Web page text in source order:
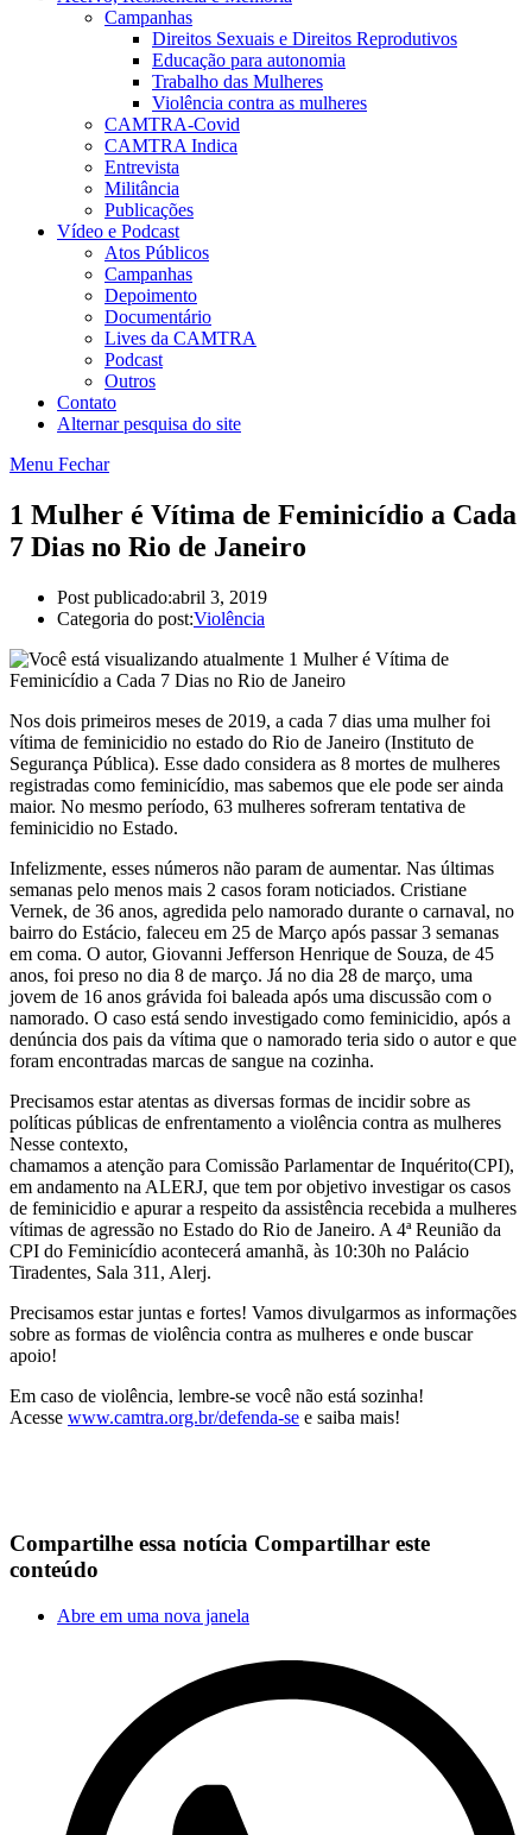
Campanhas
Direitos Sexuais e Direitos Reprodutivos
Educação para autonomia
Trabalho das Mulheres
Violência contra as mulheres
CAMTRA-Covid
CAMTRA Indica
Entrevista
Militância
Publicações
Vídeo e Podcast
Atos Públicos
Campanhas
Depoimento
Documentário
Lives da CAMTRA
Podcast
Outros
Contato
Alternar pesquisa do site
Menu Fechar
1 Mulher é Vítima de Feminicídio a Cada
7 Dias no Rio de Janeiro
Post publicado:abril 3, 2019
Categoria do post:Violência
Nos dois primeiros meses de 2019, a cada 7 dias uma mulher foi
vítima de feminicidio no estado do Rio de Janeiro (Instituto de
Segurança Pública). Esse dado considera as 8 mortes de mulheres
registradas como feminicídio, mas sabemos que ele pode ser ainda
maior. No mesmo período, 63 mulheres sofreram tentativa de
feminicidio no Estado.
Infelizmente, esses números não param de aumentar. Nas últimas
semanas pelo menos mais 2 casos foram noticiados. Cristiane
Vernek, de 36 anos, agredida pelo namorado durante o carnaval, no
bairro do Estácio, faleceu em 25 de Março após passar 3 semanas
em coma. O autor, Giovanni Jefferson Henrique de Souza, de 45
anos, foi preso no dia 8 de março. Já no dia 28 de março, uma
jovem de 16 anos grávida foi baleada após uma discussão com o
namorado. O caso está sendo investigado como feminicidio, após a
denúncia dos pais da vítima que o namorado teria sido o autor e que
foram encontradas marcas de sangue na cozinha.
Precisamos estar atentas as diversas formas de incidir sobre as
políticas públicas de enfrentamento a violência contra as mulheres
Nesse contexto,
chamamos a atenção para Comissão Parlamentar de Inquérito(CPI),
em andamento na ALERJ, que tem por objetivo investigar os casos
de feminicidio e apurar a respeito da assistência recebida a mulheres
vítimas de agressão no Estado do Rio de Janeiro. A 4ª Reunião da
CPI do Feminicídio acontecerá amanhã, às 10:30h no Palácio
Tiradentes, Sala 311, Alerj.
Precisamos estar juntas e fortes! Vamos divulgarmos as informações
sobre as formas de violência contra as mulheres e onde buscar
apoio!
Em caso de violência, lembre-se você não está sozinha!
Acesse www.camtra.org.br/defenda-se e saiba mais!
Compartilhe essa notícia Compartilhar este
conteúdo
Abre em uma nova janela